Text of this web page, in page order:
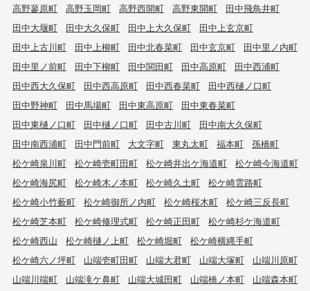
高野蓼原町
高野玉岡町 高野西開町 高野東開町
田中飛鳥井町
田中大堰町
田中大久保町 田中上大久保町
田中上玄京町
田中上古川町
田中上柳町 田中北春菜町 田中玄京町
田中里ノ内町
田中里ノ前町
田中下柳町 田中関田町 田中高原町
田中西浦町
田中西大久保町
田中西高原町 田中西春菜町
田中西樋ノ口町
田中野神町
田中馬場町 田中東高原町
田中東春菜町
田中東樋ノ口町
田中樋ノ口町 田中古川町
田中南大久保町
田中南西浦町
田中門前町 大文字町 東丸太町 福本町
孫橋町
松ケ崎泉川町
松ケ崎壱町田町 松ケ崎井出ケ海道町
松ケ崎今海道町
松ケ崎海尻町
松ケ崎木ノ本町 松ケ崎久土町
松ケ崎雲路町
松ケ崎小竹薮町
松ケ崎御所ノ内町 松ケ崎桜木町
松ケ崎三反長町
松ケ崎芝本町
松ケ崎修理式町 松ケ崎正田町
松ケ崎杉ケ海道町
松ケ崎西山
松ケ崎樋ノ上町 松ケ崎堀町
松ケ崎横縄手町
松ケ崎六ノ坪町
山端壱町田町 山端大君町 山端大塚町
山端川原町
山端川端町
山端滝ケ鼻町 山端大城田町 山端橋ノ本町
山端森本町